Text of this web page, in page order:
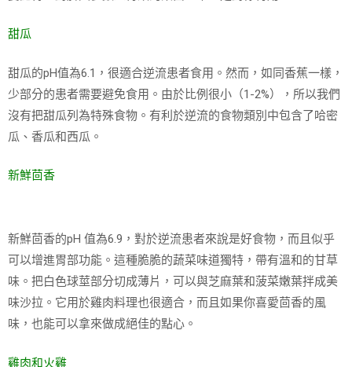
甜瓜
甜瓜的pH值為6.1，很適合逆流患者食用。然而，如同香蕉一樣，
少部分的患者需要避免食用。由於比例很小（1-2%），所以我們
沒有把甜瓜列為特殊食物。有利於逆流的食物類別中包含了哈密
瓜、香瓜和西瓜。
新鮮茴香
新鮮茴香的pH 值為6.9，對於逆流患者來說是好食物，而且似乎
可以增進胃部功能。這種脆脆的蔬菜味道獨特，帶有溫和的甘草
味。把白色球莖部分切成薄片，可以與芝麻葉和菠菜嫩葉拌成美
味沙拉。它用於雞肉料理也很適合，而且如果你喜愛茴香的風
味，也能可以拿來做成絕佳的點心。
雞肉和火雞